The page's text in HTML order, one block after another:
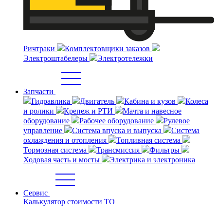
Ричтраки
Комплектовщики заказов
Электроштабелеры
Электротележки
Запчасти
Гидравлика
Двигатель Кабина и кузов
Колеса
и ролики
Крепеж и РТИ
Мачта и навесное
оборудование
Рабочее оборудование
Рулевое
управление
Система впуска и выпуска
Система
охлаждения и отопления
Топливная система
Тормозная система
Трансмиссия
Фильтры
Ходовая часть и мосты
Электрика и электроника
Сервис
Калькулятор стоимости ТО